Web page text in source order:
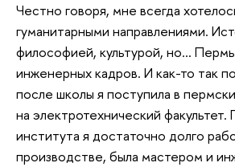
Честно говоря, мне всегда
гуманитарными направлениями.
философией, культурой, но...
инженерных кадров. И как-то так
после школы я поступила в
на электротехнический
института я достаточно долго
производстве, была мастером и